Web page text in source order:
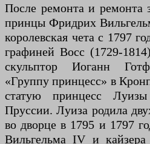
После ремонта и ремонта
принцы Фридрих
королевская чета с 1797
графиней Восс (1729-
скульптор Иоганн
«Группу принцесс» в
статую принцесс
Пруссии. Луиза родила
во дворце в 1795 и 1797
Вильгельма IV и